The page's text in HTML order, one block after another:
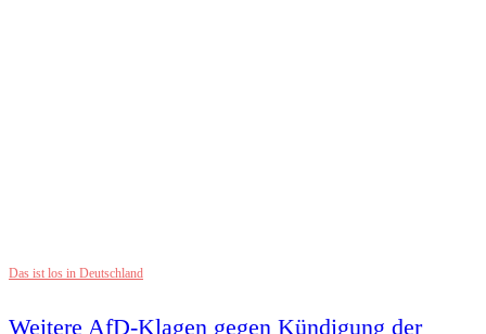
Das ist los in Deutschland
Weitere AfD-Klagen gegen Kündigung der